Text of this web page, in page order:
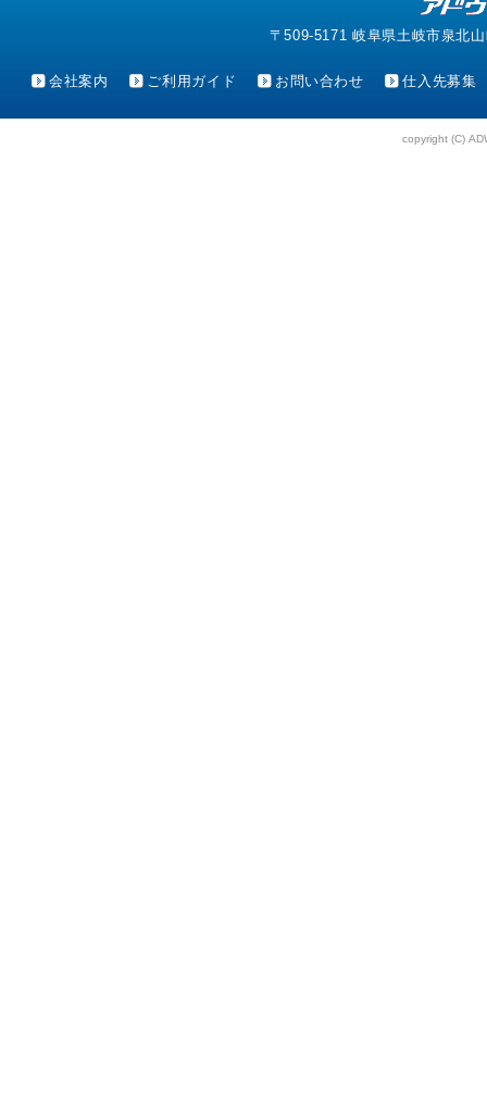
〒509-5171 岐阜県土岐市泉北
会社案内 ご利用ガイド お問い合わせ 仕入先募集
copyright (C)